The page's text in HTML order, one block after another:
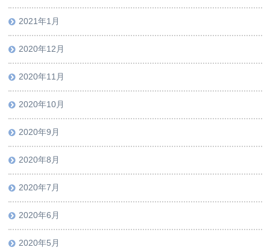
2021年1月
2020年12月
2020年11月
2020年10月
2020年9月
2020年8月
2020年7月
2020年6月
2020年5月